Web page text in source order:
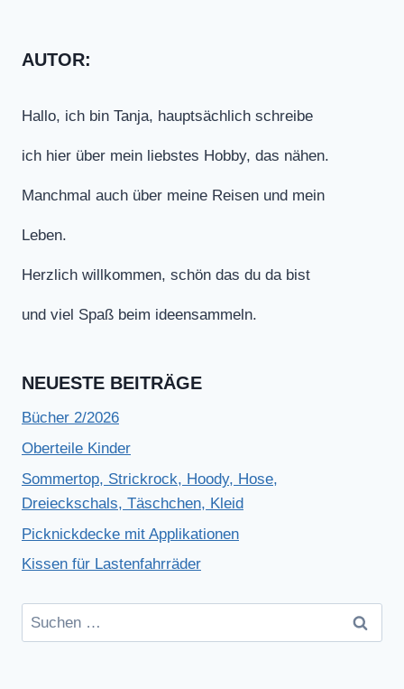
AUTOR:
Hallo, ich bin Tanja, hauptsächlich schreibe
ich hier über mein liebstes Hobby, das nähen.
Manchmal auch über meine Reisen und mein
Leben.
Herzlich willkommen, schön das du da bist
und viel Spaß beim ideensammeln.
NEUESTE BEITRÄGE
Bücher 2/2026
Oberteile Kinder
Sommertop, Strickrock, Hoody, Hose,
Dreieckschals, Täschchen, Kleid
Picknickdecke mit Applikationen
Kissen für Lastenfahrräder
Suchen
nach: